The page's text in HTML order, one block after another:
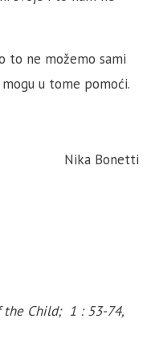
to ne možemo sami
u tome pomoći.
Nika Bonetti
the Child; 1 : 53-74,